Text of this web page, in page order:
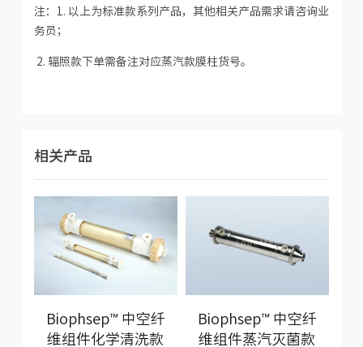
注：1. 以上为标准款系列产品，其他相关产品需求请咨询业
务员；
2. 辐照款下单需备注对应蒸汽款膜柱货号。
相关产品
Biophsep™ 中空纤
维组件化学清洗款
Biophsep™ 中空纤
维组件蒸汽灭菌款